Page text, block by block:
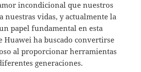
incondicional que nuestros
nuestras vidas, y actualmente la
papel fundamental en esta
Huawei ha buscado convertirse
al proporcionar herramientas
generaciones.